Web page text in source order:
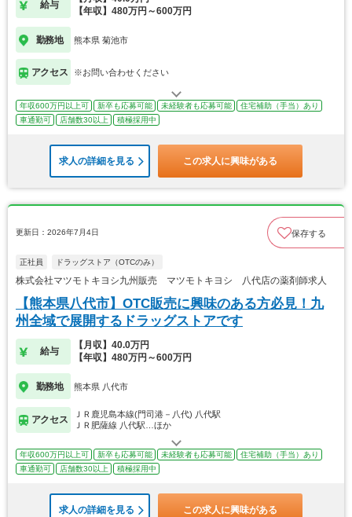
給与
【年収】480万円～600万円
勤務地 熊本県 菊池市
アクセス ※お問い合わせください
年収600万円以上可 新卒も応募可能 未経験者も応募可能
住宅補助（手当）あり
車通勤可
店舗数30以上 積極採用中
求人の詳細を見る この求人に興味がある
更新日：2026年7月4日 保存する
正社員 ドラッグストア（OTCのみ）
株式会社マツモトキヨシ九州販売 マツモトキヨシ 八代店の薬剤師求人
【熊本県八代市】OTC販売に興味のある方必見！九
州全域で展開するドラッグストアです
給与
【月収】40.0万円
【年収】480万円～600万円
勤務地 熊本県 八代市
アクセス
ＪＲ鹿児島本線(門司港－八代) 八代駅
ＪＲ肥薩線 八代駅…ほか
年収600万円以上可 新卒も応募可能 未経験者も応募可能
住宅補助（手当）あり
車通勤可
店舗数30以上 積極採用中
求人の詳細を見る この求人に興味がある